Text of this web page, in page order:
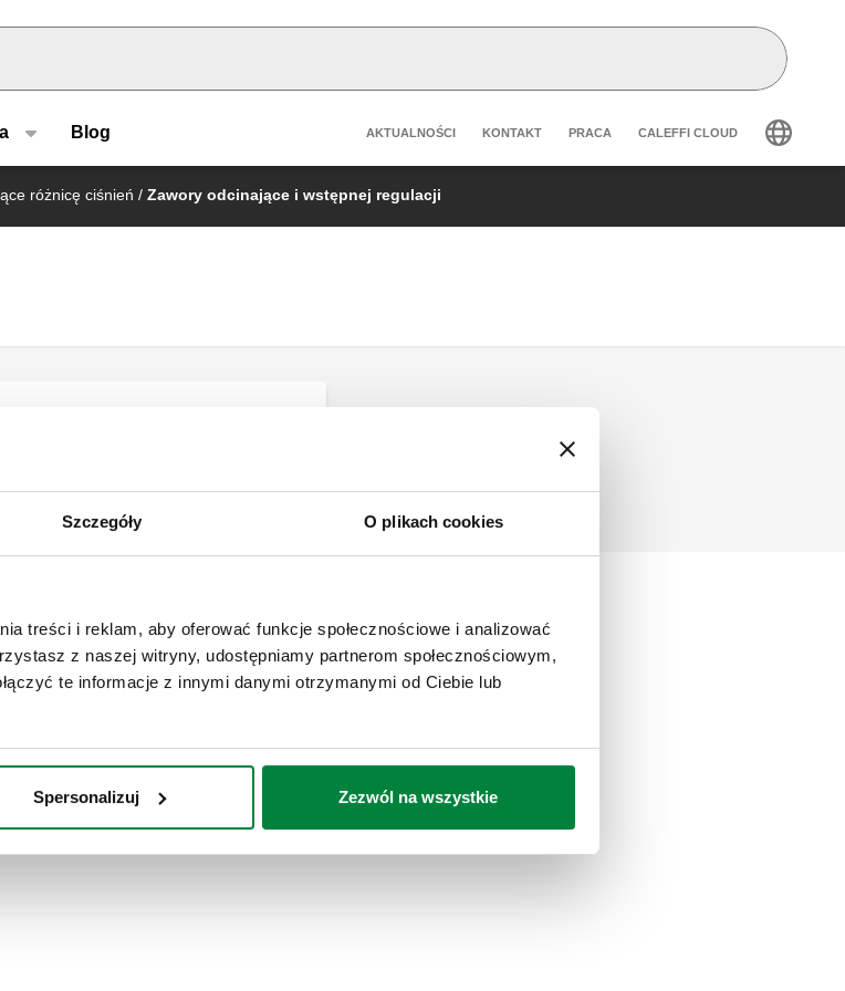
Szczegóły O plikach cookies
treści i reklam, aby oferować funkcje społecznościowe i analizować
z naszej witryny, udostępniamy partnerom społecznościowym,
te informacje z innymi danymi otrzymanymi od Ciebie lub
Spersonalizuj Zezwól na wszystkie
Blog Header secondary navigation
AKTUALNOŚCI KONTAKT PRACA CALEFFI CLOUD
różnicę ciśnień / Zawory odcinające i wstępnej regulacji